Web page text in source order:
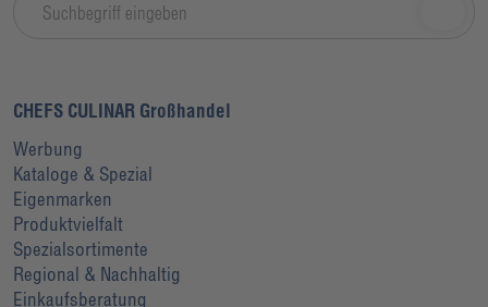
CHEFS CULINAR Großhandel
Werbung
Kataloge & Spezial
Eigenmarken
Produktvielfalt
Spezialsortimente
Regional & Nachhaltig
Einkaufsberatung